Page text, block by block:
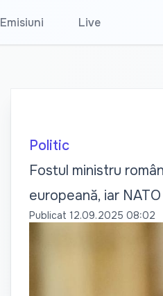
Emisiuni Live
Politic
Fostul ministru
europeană, iar
Publicat 12.09.2025 08:02